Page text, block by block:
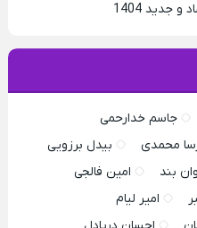
1404
جاسم خدارحمی
محمدی
بیدل برزویی
بند
امین فالجی
امیر لیام